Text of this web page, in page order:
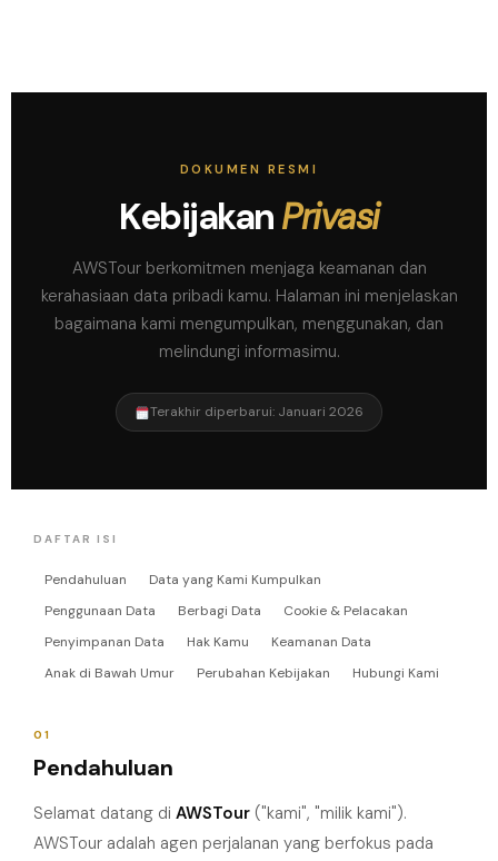
DOKUMEN RESMI
KebijakanPrivasi
AWSTour berkomitmen menjaga keamanan dan
kerahasiaan data pribadi kamu. Halaman ini menjelaskan
bagaimana kami mengumpulkan, menggunakan, dan
melindungi informasimu.
Terakhir diperbarui: Januari 2026
DAFTAR ISI
Pendahuluan
Data yang Kami Kumpulkan
Penggunaan Data
Berbagi Data
Cookie & Pelacakan
Penyimpanan Data
Hak Kamu
Keamanan Data
Anak di Bawah Umur
Perubahan Kebijakan Hubungi Kami
01
Pendahuluan
Selamat datang di AWSTour ("kami", "milik kami").
AWSTour adalah agen perjalanan yang berfokus pada